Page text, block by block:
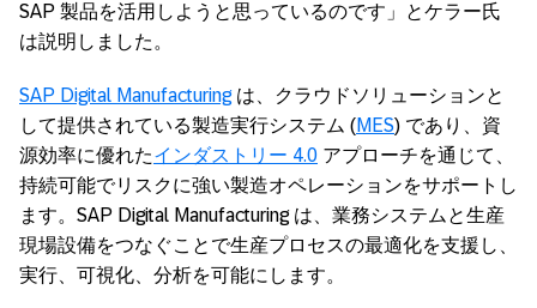
SAP 製品を活用しようと思っているのです」とケラー氏
は説明しました。
SAP Digital Manufacturingは、クラウドソリューションと
して提供されている製造実行システム (MES) であり、資
源効率に優れたインダストリー 4.0 アプローチを通じて、
持続可能でリスクに強い製造オペレーションをサポートし
ます。SAP Digital Manufacturing は、業務システムと生産
現場設備をつなぐことで生産プロセスの最適化を支援し、
実行、可視化、分析を可能にします。